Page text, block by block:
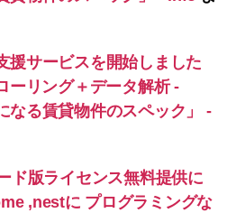
援サービスを開始しました
ーリング＋データ解析 -
なる賃貸物件のスペック」 -
ド版ライセンス無料提供に
,nestに プログラミングな